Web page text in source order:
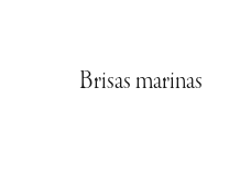
Brisas marinas